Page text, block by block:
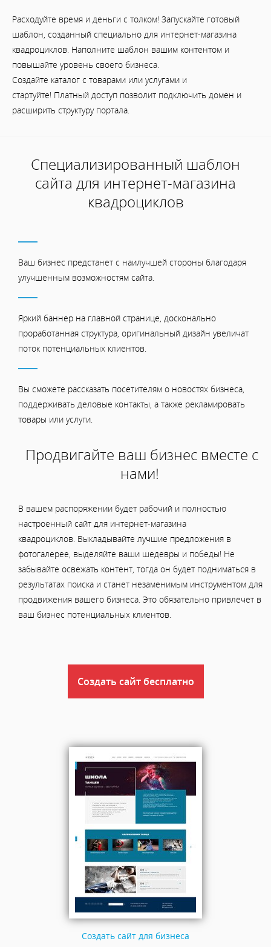
Расходуйте время и деньги с толком! Запускайте готовый
шаблон, созданный специально для интернет-магазина
квадроциклов. Наполните шаблон вашим контентом и
повышайте уровень своего бизнеса.
Создайте каталог с товарами или услугами и
стартуйте! Платный доступ позволит подключить домен и
расширить структуру портала.
Специализированный шаблон
сайта для интернет-магазина
квадроциклов
Ваш бизнес предстанет с наилучшей стороны благодаря
улучшенным возможностям сайта.
Яркий баннер на главной странице, досконально
проработанная структура, оригинальный дизайн увеличат
поток потенциальных клиентов.
Вы сможете рассказать посетителям о новостях бизнеса,
поддерживать деловые контакты, а также рекламировать
товары или услуги.
Продвигайте ваш бизнес вместе с
нами!
В вашем распоряжении будет рабочий и полностью
настроенный сайт для интернет-магазина
квадроциклов. Выкладывайте лучшие предложения в
фотогалерее, выделяйте ваши шедевры и победы! Не
забывайте освежать контент, тогда он будет подниматься в
результатах поиска и станет незаменимым инструментом для
продвижения вашего бизнеса. Это обязательно привлечет в
ваш бизнес потенциальных клиентов.
Создать сайт бесплатно
Создать сайт для бизнеса